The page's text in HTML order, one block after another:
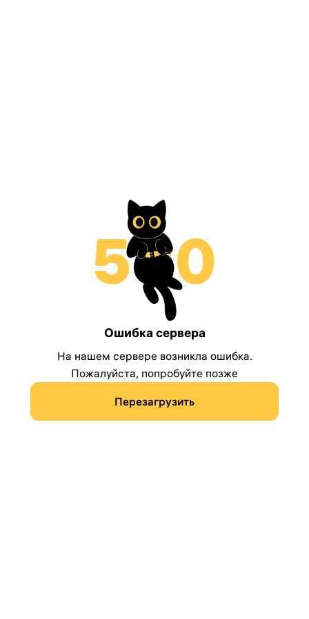
Ошибка сервера
На нашем сервере возникла ошибка.
Пожалуйста, попробуйте позже
Перезагрузить